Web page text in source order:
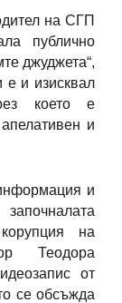
на СГП
публично
джуджета“,
е и изисквал
което е
и
и
на
Теодора
от
се обсъжда